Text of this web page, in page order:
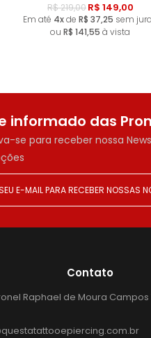
R$ 219,00R$ 149,00
Em até 4xde R$ 37,25 sem
ou R$ 141,55 à vista
informado das
se para receber nossa
Contato
Raphael de Moura Campos